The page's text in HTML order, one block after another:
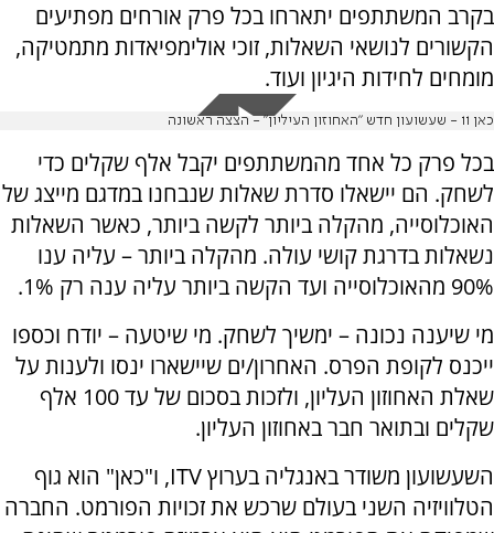
בקרב המשתתפים יתארחו בכל פרק אורחים מפתיעים
הקשורים לנושאי השאלות, זוכי אולימפיאדות מתמטיקה,
מומחים לחידות היגיון ועוד.
כאן 11 - שעשועון חדש "האחוזון העיליון" - הצצה ראשונה
בכל פרק כל אחד מהמשתתפים יקבל אלף שקלים כדי
לשחק. הם יישאלו סדרת שאלות שנבחנו במדגם מייצג של
האוכלוסייה, מהקלה ביותר לקשה ביותר, כאשר השאלות
נשאלות בדרגת קושי עולה. מהקלה ביותר – עליה ענו
90% מהאוכלוסייה ועד הקשה ביותר עליה ענה רק 1%.
מי שיענה נכונה – ימשיך לשחק. מי שיטעה – יודח וכספו
ייכנס לקופת הפרס. האחרון/ים שיישארו ינסו ולענות על
שאלת האחוזון העליון, ולזכות בסכום של עד 100 אלף
שקלים ובתואר חבר באחוזון העליון.
השעשועון משודר באנגליה בערוץ ITV, ו"כאן" הוא גוף
הטלוויזיה השני בעולם שרכש את זכויות הפורמט. החברה